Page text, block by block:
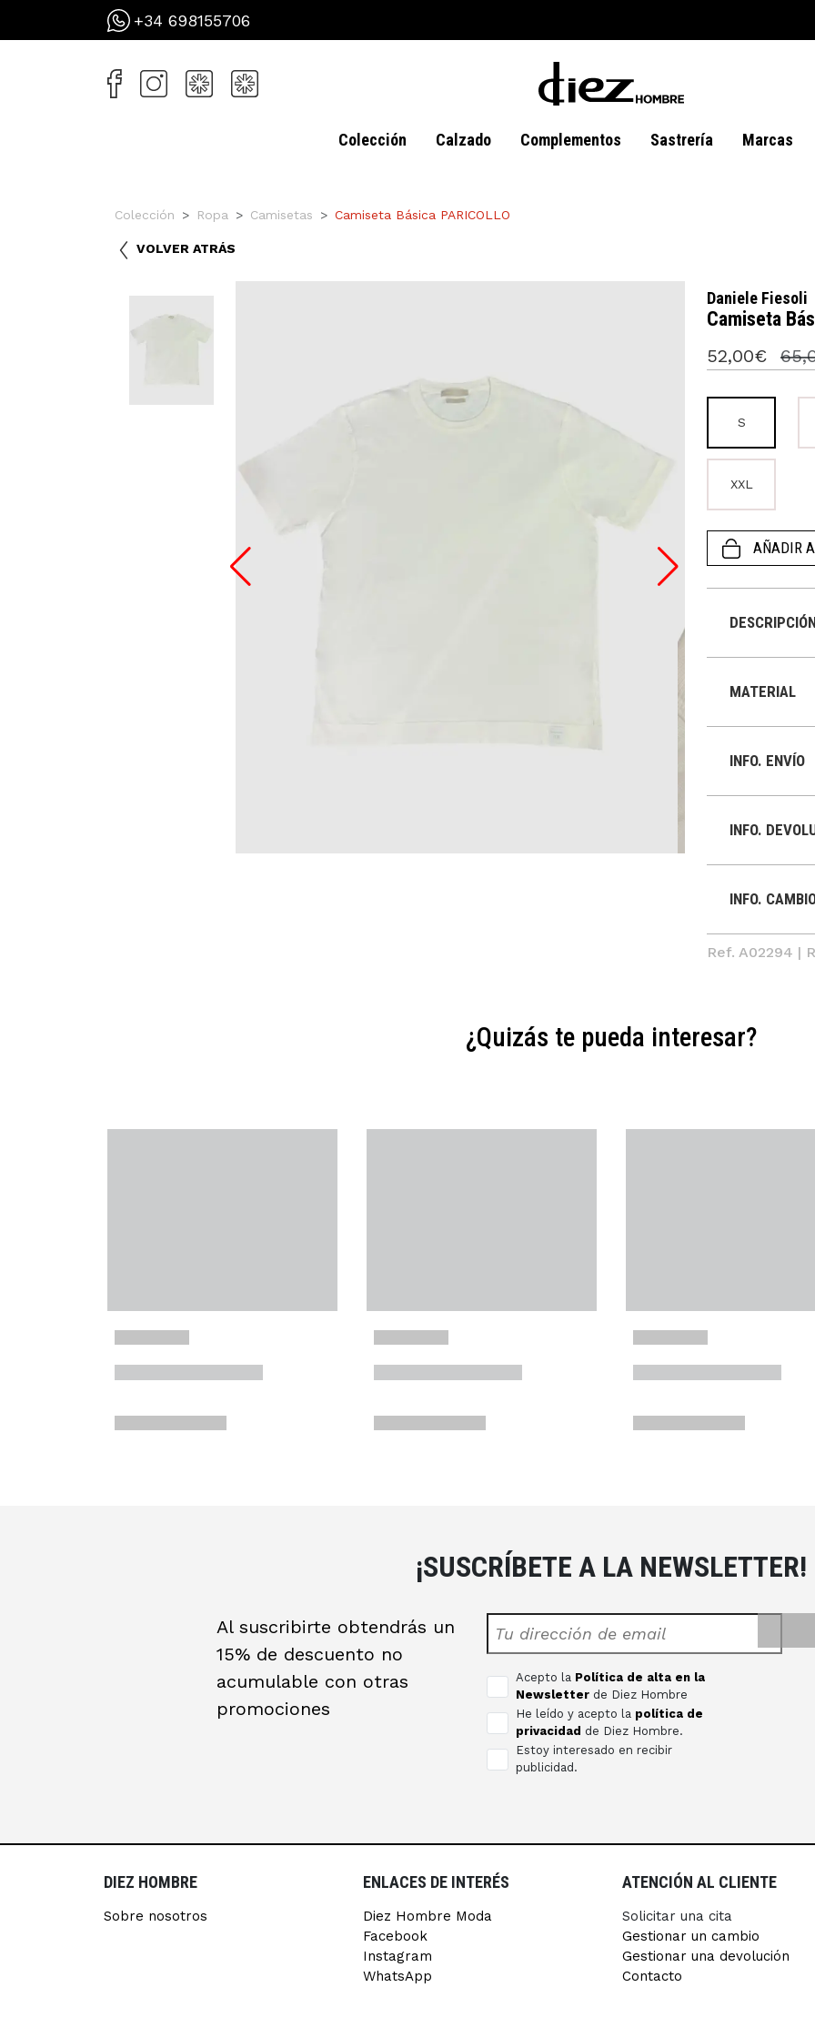
+34 698155706
Colección Calzado Complementos Sastrería Marcas
Colección Ropa Camisetas Camiseta Básica PARICOLLO
VOLVER ATRÁS
Daniele Fiesoli
Camiseta
52,00€
S
XXL
AÑADIR
MATERIAL
INFO. ENVÍO
INFO.
INFO.
Ref. A02294 |
¿Quizás te pueda interesar?
¡SUSCRÍBETE A LA NEWSLETTER!
Al suscribirte obtendrás un
15% de descuento no
acumulable con otras
promociones
Acepto la Política de alta en la
Newsletter de Diez Hombre
He leído y acepto la política de
privacidad de Diez Hombre.
Estoy interesado en recibir
publicidad.
DIEZ HOMBRE
Sobre nosotros
ENLACES DE INTERÉS
Diez Hombre Moda
Facebook
Instagram
WhatsApp
ATENCIÓN AL CLIENTE
Solicitar una cita
Gestionar un cambio
Gestionar una devolución
Contacto